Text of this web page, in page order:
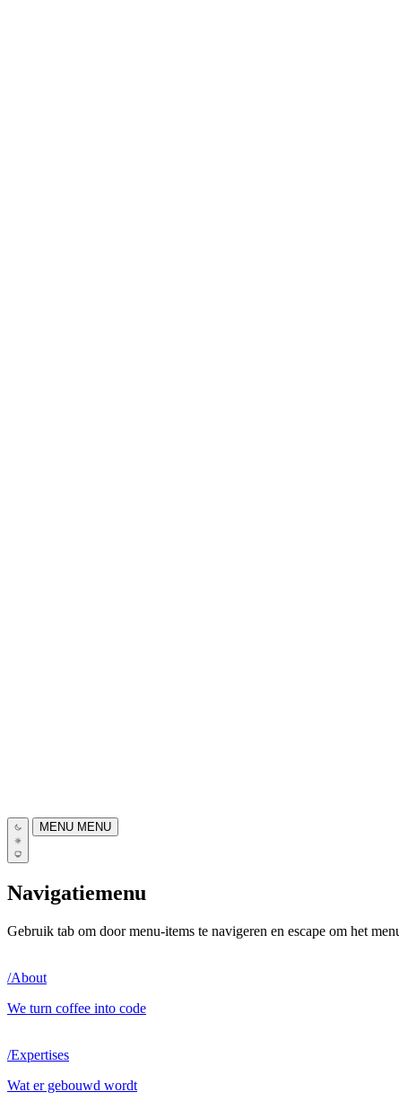
MENU MENU
Navigatiemenu
Gebruik tab om door menu-items te navigeren en escape om het
/About
We turn coffee into code
/Expertises
Wat er gebouwd wordt